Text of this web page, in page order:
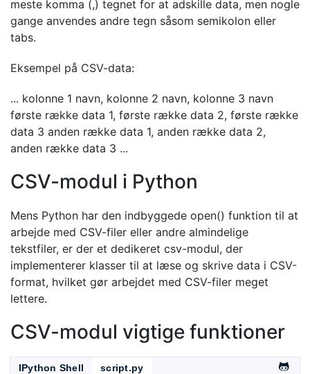
meste komma (,) tegnet for at adskille data, men nogle
gange anvendes andre tegn såsom semikolon eller
tabs.
Eksempel på CSV-data:
... kolonne 1 navn, kolonne 2 navn, kolonne 3 navn
første række data 1, første række data 2, første række
data 3 anden række data 1, anden række data 2,
anden række data 3 ...
CSV-modul i Python
Mens Python har den indbyggede open() funktion til at
arbejde med CSV-filer eller andre almindelige
tekstfiler, er der et dedikeret csv-modul, der
implementerer klasser til at læse og skrive data i CSV-
format, hvilket gør arbejdet med CSV-filer meget
lettere.
CSV-modul vigtige funktioner
IPython Shell
script.py